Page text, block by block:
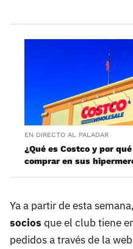
EN DIRECTO AL PALADAR
¿Qué es Costco y por
comprar en sus
Ya a partir de esta
socios que el club tiene
pedidos a través de la web